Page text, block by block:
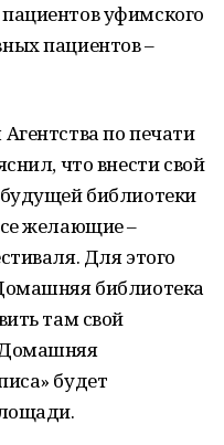
уфимского
пациентов –
по печати
что внести свой
библиотеки
желающие –
Для этого
библиотека
там свой
будет